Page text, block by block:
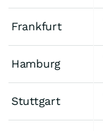
Frankfurt
Hamburg
Stuttgart